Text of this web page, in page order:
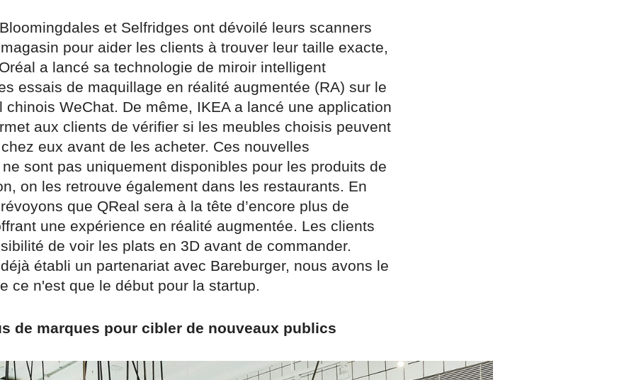
et Selfridges ont dévoilé leurs scanners
pour aider les clients à trouver leur taille exacte,
a lancé sa technologie de miroir intelligent
essais de maquillage en réalité augmentée (RA) sur le
chinois WeChat. De même, IKEA a lancé une application
aux clients de vérifier si les meubles choisis peuvent
eux avant de les acheter. Ces nouvelles
sont pas uniquement disponibles pour les produits de
on les retrouve également dans les restaurants. En
que QReal sera à la tête d’encore plus de
une expérience en réalité augmentée. Les clients
de voir les plats en 3D avant de commander.
établi un partenariat avec Bareburger, nous avons le
ce n'est que le début pour la startup.
de marques pour cibler de nouveaux publics